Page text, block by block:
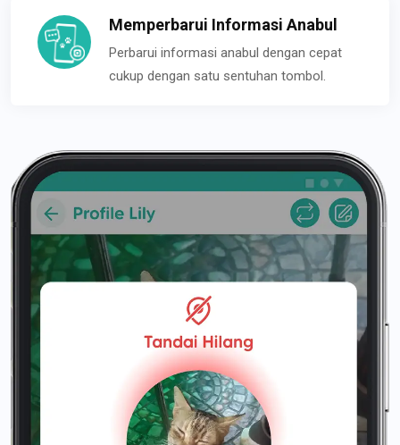
Memperbarui Informasi Anabul
Perbarui informasi anabul dengan cepat
cukup dengan satu sentuhan tombol.